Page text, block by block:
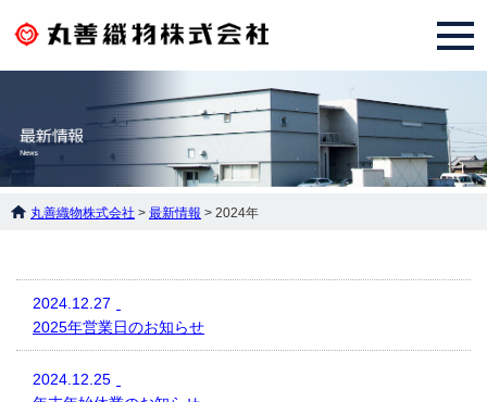
丸善織物株式会社 > 最新情報 > 2024年
2024.12.27
2025年営業日のお知らせ
2024.12.25